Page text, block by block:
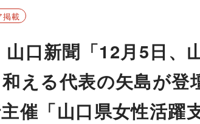
掲載
口新聞「12月5日、
える代表の矢島が登
催「山口県女性活躍